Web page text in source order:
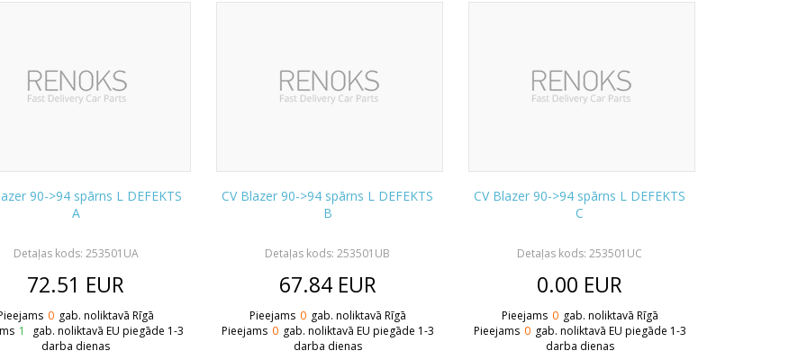
90->94 spārns L DEFEKTS
A
Detaļas kods: 253501UA
72.51 EUR
0 gab. noliktavā Rīgā
1
gab. noliktavā EU piegāde 1-3
darba dienas
CV Blazer 90->94 spārns L DEFEKTS
B
Detaļas kods: 253501UB
67.84 EUR
Pieejams 0 gab. noliktavā Rīgā
Pieejams 0 gab. noliktavā EU piegāde 1-3
darba dienas
CV Blazer 90->94 spārns L DEFEKTS
C
Detaļas kods: 253501UC
0.00 EUR
Pieejams 0 gab. noliktavā Rīgā
Pieejams 0 gab. noliktavā EU piegāde 1-3
darba dienas